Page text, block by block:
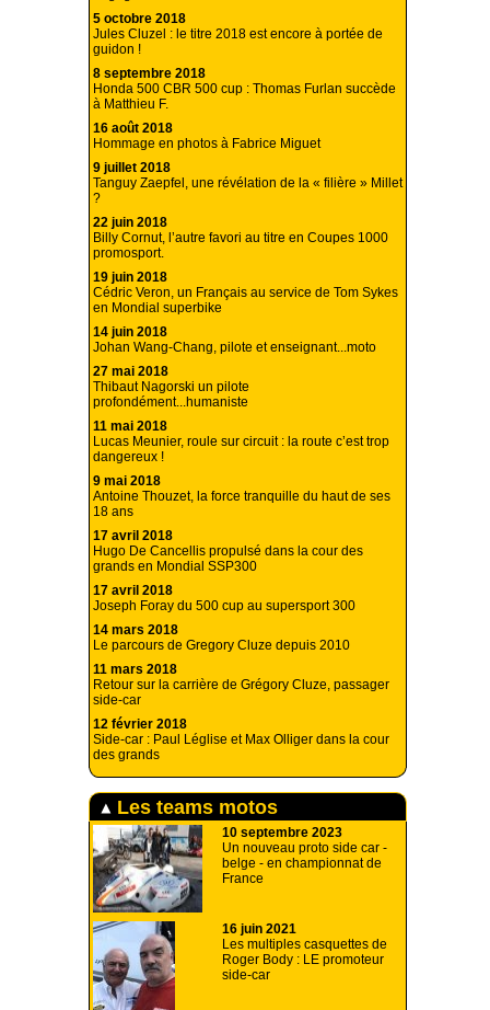
5 octobre 2018
Jules Cluzel : le titre 2018 est encore à portée de
guidon !
8 septembre 2018
Honda 500 CBR 500 cup : Thomas Furlan succède
à Matthieu F.
16 août 2018
Hommage en photos à Fabrice Miguet
9 juillet 2018
Tanguy Zaepfel, une révélation de la « filière » Millet
?
22 juin 2018
Billy Cornut, l’autre favori au titre en Coupes 1000
promosport.
19 juin 2018
Cédric Veron, un Français au service de Tom Sykes
en Mondial superbike
14 juin 2018
Johan Wang-Chang, pilote et enseignant...moto
27 mai 2018
Thibaut Nagorski un pilote
profondément...humaniste
11 mai 2018
Lucas Meunier, roule sur circuit : la route c’est trop
dangereux !
9 mai 2018
Antoine Thouzet, la force tranquille du haut de ses
18 ans
17 avril 2018
Hugo De Cancellis propulsé dans la cour des
grands en Mondial SSP300
17 avril 2018
Joseph Foray du 500 cup au supersport 300
14 mars 2018
Le parcours de Gregory Cluze depuis 2010
11 mars 2018
Retour sur la carrière de Grégory Cluze, passager
side-car
12 février 2018
Side-car : Paul Léglise et Max Olliger dans la cour
des grands
Les teams motos
10 septembre 2023
Un nouveau proto side car -
belge - en championnat de
France
16 juin 2021
Les multiples casquettes de
Roger Body : LE promoteur
side-car